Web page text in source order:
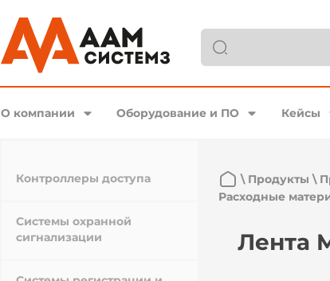
О компании Оборудование и ПО Кейсы
Контроллеры доступа
Системы охранной
сигнализации
\ Продукты \
Расходные
Лента